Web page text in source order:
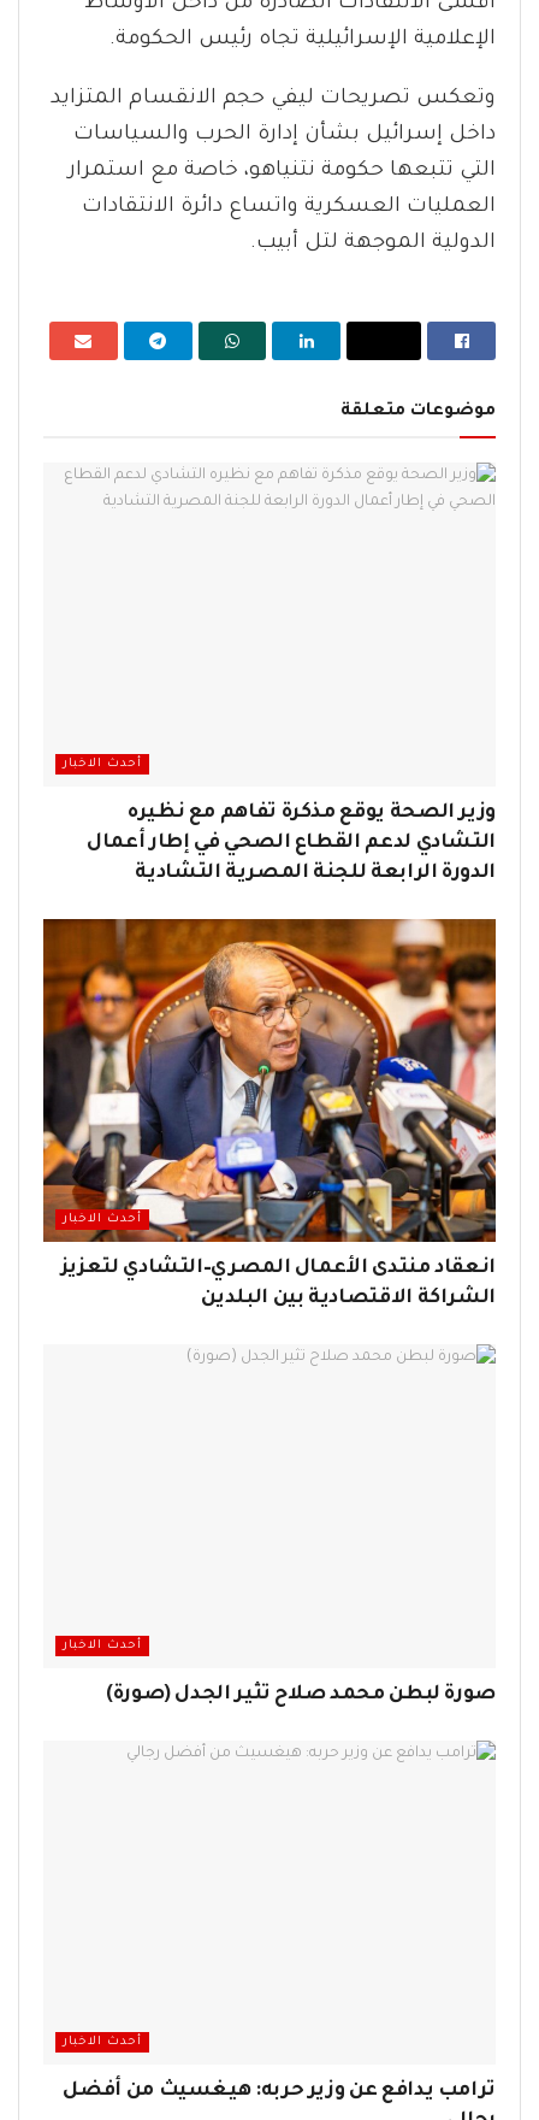
الإعلامية الإسرائيلية تجاه رئيس الحكومة.
وتعكس تصريحات ليفي حجم الانقسام المتزايد
داخل إسرائيل بشأن إدارة الحرب والسياسات
التي تتبعها حكومة نتنياهو، خاصة مع استمرار
العمليات العسكرية واتساع دائرة الانتقادات
الدولية الموجهة لتل أبيب.
موضوعات متعلقة
أحدث الاخبار
وزير الصحة يوقع مذكرة تفاهم مع نظيره
التشادي لدعم القطاع الصحي في إطار أعمال
الدورة الرابعة للجنة المصرية التشادية
أحدث الاخبار
انعقاد منتدى الأعمال المصري–التشادي لتعزيز
الشراكة الاقتصادية بين البلدين
أحدث الاخبار
صورة لبطن محمد صلاح تثير الجدل (صورة)
أحدث الاخبار
ترامب يدافع عن وزير حربه: هيغسيث من أفضل